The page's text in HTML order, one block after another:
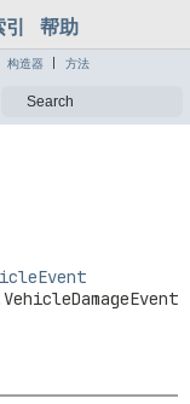
帮助
构造器 方法